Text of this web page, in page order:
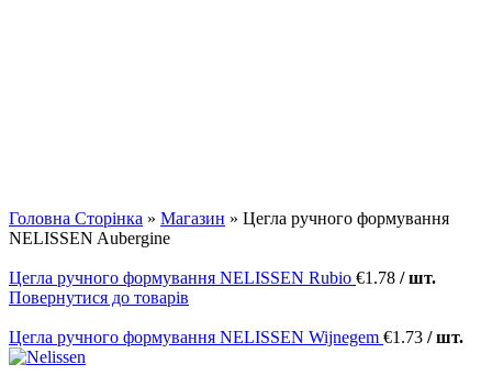
Головна Сторінка » Магазин » Цегла ручного формування
NELISSEN Aubergine
Цегла ручного формування NELISSEN Rubio €1.78 / шт.
Повернутися до товарів
Цегла ручного формування NELISSEN Wijnegem €1.73 / шт.